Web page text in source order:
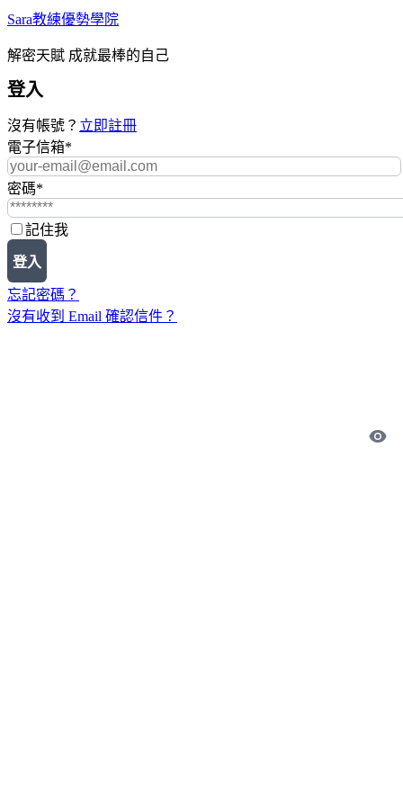
Sara教練優勢學院
解密天賦 成就最棒的自己
登入
沒有帳號？ 立即註冊
電子信箱*
密碼*
記住我
登入
忘記密碼？
沒有收到 Email 確認信件？